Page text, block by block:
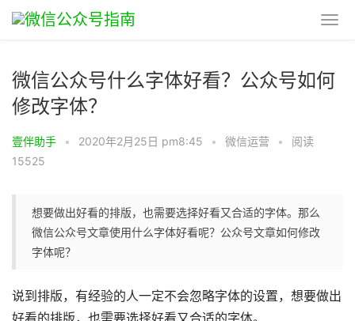
微信公众号什么字体好看？公众号如何
修改字体？
壹伴助手 • 2020年2月25日 pm8:45 • 微信运营 •
阅读
15525
想要做出好看的排版，也需要选择好看又合适的字体。那么
微信公众号文章使用什么字体好看呢？公众号文章如何修改
字体呢？
说到排版，有经验的人一定不会忽略字体的设置，想要做出